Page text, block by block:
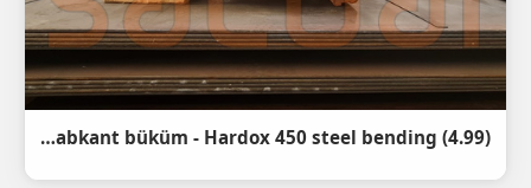
(4.99) hardox 450 12mm özel abkant büküm - Hardox 450 steel bending